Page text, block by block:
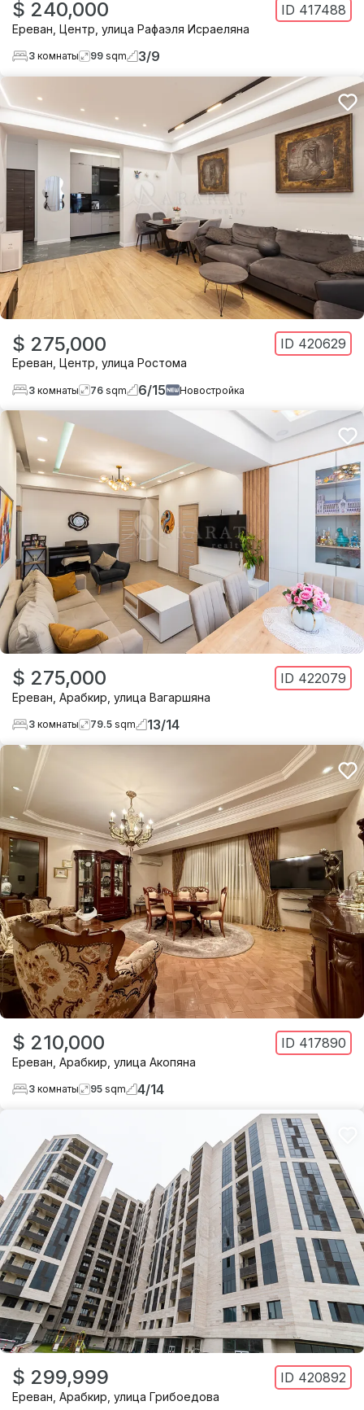
$ 240,000 ID 417488
Ереван Центр улица Рафаэля Исраеляна
3 комнаты 99 sqm 3/9
$ 275,000 ID 420629
Ереван Центр улица Ростома
3 комнаты 76 sqm 6/15 Новостройка
$ 275,000 ID 422079
Ереван Арабкир улица Вагаршяна
3 комнаты 79.5 sqm 13/14
$ 210,000 ID 417890
Ереван Арабкир улица Акопяна
3 комнаты 95 sqm 4/14
$ 299,999 ID 420892
Ереван Арабкир улица Грибоедова